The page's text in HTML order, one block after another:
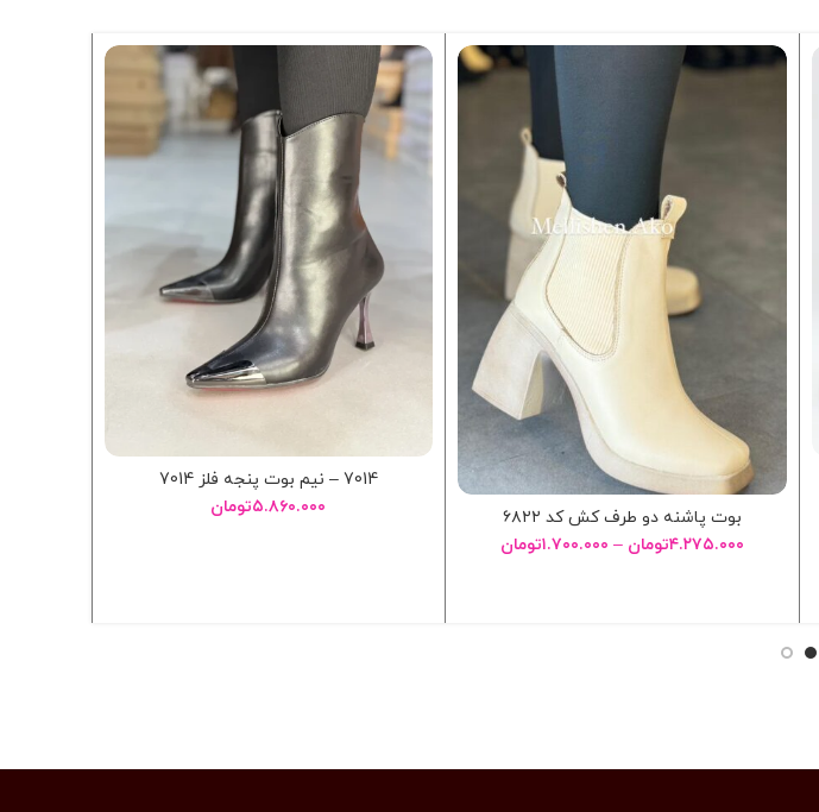
بوت پاشنه دو طرف کش کد ۶۸۲۲
۴.۲۷۵.۰۰۰تومان – ۱.۷۰۰.۰۰۰تومان
7014 – نيم بوت پنجه فلز 7014
۵.۸۶۰.۰۰۰تومان